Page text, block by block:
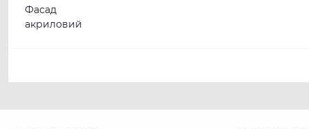
Фасад
акриловий